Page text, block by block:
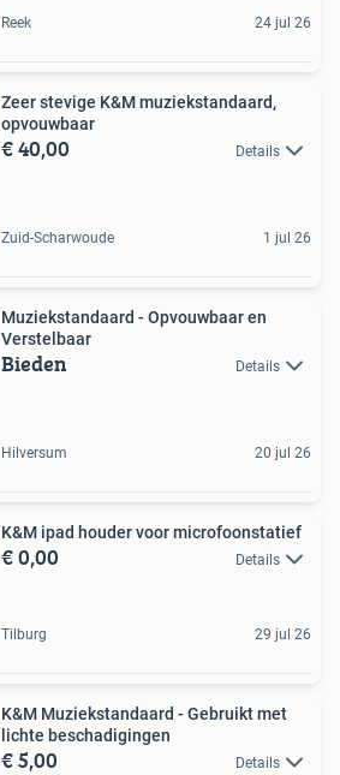
Reek 24 jul 26
Zeer stevige K&M muziekstandaard,
opvouwbaar
€ 40,00 Details
Zuid-Scharwoude 1 jul 26
Muziekstandaard - Opvouwbaar en
Verstelbaar
Bieden Details
Hilversum 20 jul 26
K&M ipad houder voor microfoonstatief
€ 0,00 Details
Tilburg 29 jul 26
K&M Muziekstandaard - Gebruikt met
lichte beschadigingen
€ 5,00 Details